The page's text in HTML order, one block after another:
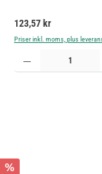
Ordinarie pris:
123,57 kr
Priser inkl. moms, plus
Produktkvantitet: Ange
%